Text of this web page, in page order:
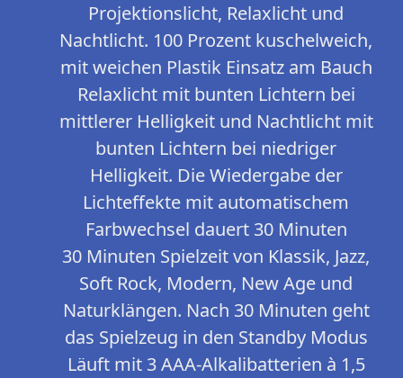
Projektionslicht, Relaxlicht und
Nachtlicht. 100 Prozent kuschelweich,
mit weichen Plastik Einsatz am Bauch
Relaxlicht mit bunten Lichtern bei
mittlerer Helligkeit und Nachtlicht mit
bunten Lichtern bei niedriger
Helligkeit. Die Wiedergabe der
Lichteffekte mit automatischem
Farbwechsel dauert 30 Minuten
30 Minuten Spielzeit von Klassik, Jazz,
Soft Rock, Modern, New Age und
Naturklängen. Nach 30 Minuten geht
das Spielzeug in den Standby Modus
Läuft mit 3 AAA-Alkalibatterien à 1,5